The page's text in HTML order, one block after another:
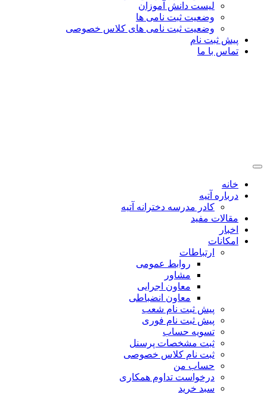
لیست دانش آموزان
وضعیت ثبت نامی ها
وضعیت ثبت نامی های کلاس خصوصی
پیش ثبت نام
تماس با ما
خانه
درباره آتیه
کادر مدرسه دخترانه آتیه
مقالات مفید
اخبار
امکانات
ارتباطات
روابط عمومی
مشاور
معاون اجرایی
معاون انضباطی
پیش ثبت نام شعب
پیش ثبت نام فوری
تسویه حساب
ثبت مشخصات پرسنل
ثبت نام کلاس خصوصی
حساب من
درخواست تداوم همکاری
سبد خرید